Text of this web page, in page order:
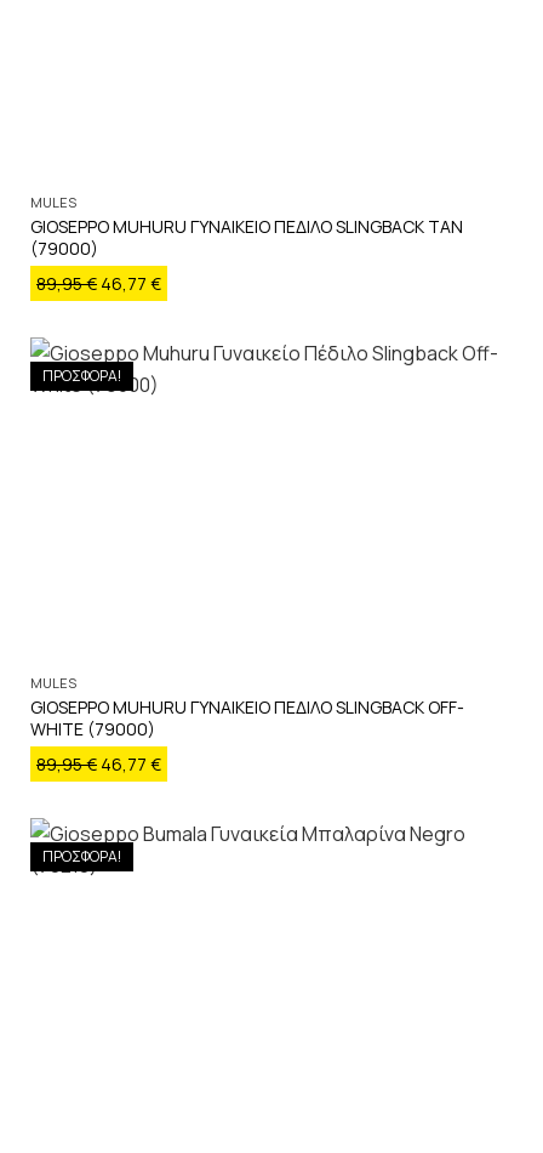
MULES
GIOSEPPO MUHURU ΓΥΝΑΙΚΕΙΟ ΠΕΔΙΛΟ SLINGBACK TAN
(79000)
89,95€ 46,77 €
ΠΡΟΣΦΟΡΑ!
MULES
GIOSEPPO MUHURU ΓΥΝΑΙΚΕΙΟ ΠΕΔΙΛΟ SLINGBACK OFF-
WHITE (79000)
89,95€ 46,77 €
ΠΡΟΣΦΟΡΑ!